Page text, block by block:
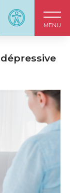
Panneau
MENU
LinkedIn
sur email